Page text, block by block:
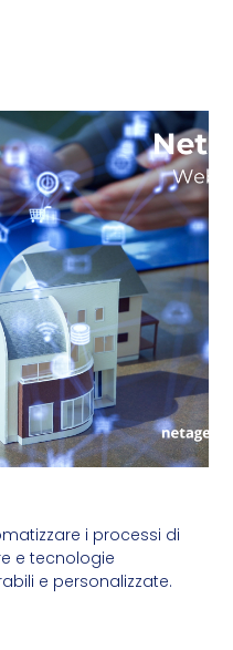
i processi di
e tecnologie
e personalizzate.